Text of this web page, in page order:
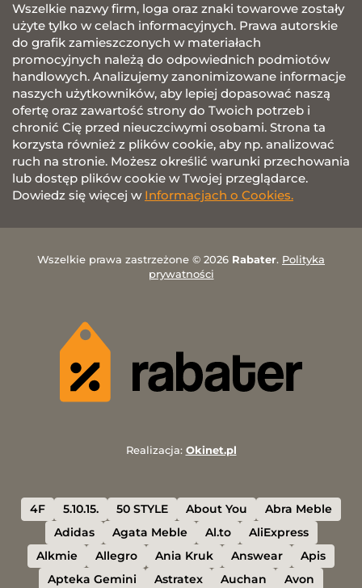
Wszelkie nazwy firm, loga oraz znaki towarowe zostały
użyte tylko w celach informacyjnych. Prawa autorskie
do grafik zamieszczonych w materiałach
promocyjnych należą do odpowiednich podmiotów
handlowych. Analizujemy zanonimizowane informacje
naszych użytkowników, aby lepiej dopasować naszą
ofertę oraz zawartość strony do Twoich potrzeb i
chronić Cię przed nieuczciwymi osobami. Strona ta
korzysta również z plików cookie, aby np. analizować
ruch na stronie. Możesz określić warunki przechowania
lub dostęp plików cookie w Twojej przeglądarce.
Dowiedz się więcej w Informacjach o Cookies.
Wszelkie prawa zastrzeżone © 2026 Rabater. Polityka
prywatności
Realizacja: Okinet.pl
4F 5.10.15. 50 STYLE About You
Abra Meble
Adidas
Agata Meble Al.to
AliExpress
Alkmie
Allegro Ania Kruk Answear
Apis
Apteka Gemini
Astratex Auchan Avon